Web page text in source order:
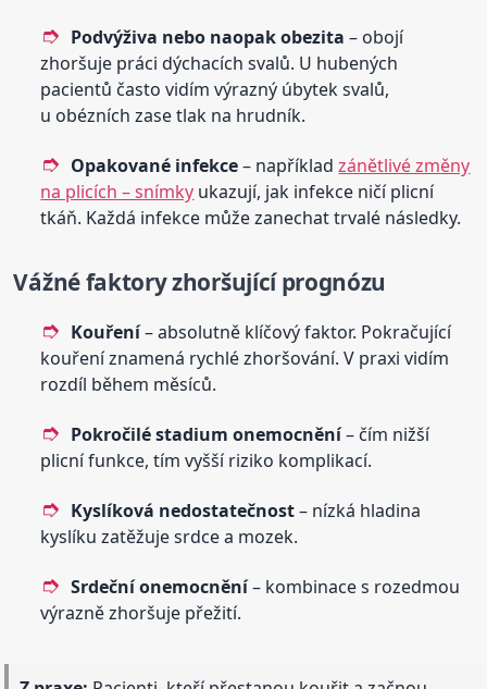
Podvýživa nebo naopak obezita – obojí
zhoršuje práci dýchacích svalů. U hubených
pacientů často vidím výrazný úbytek svalů,
u obézních zase tlak na hrudník.
Opakované infekce– napříkladzánětlivé změny
na plicích – snímky ukazují, jak infekce ničí plicní
tkáň. Každá infekce může zanechat trvalé následky.
Vážné faktory zhoršující prognózu
Kouření– absolutně klíčový faktor. Pokračující
kouření znamená rychlé zhoršování. V praxi vidím
rozdíl během měsíců.
Pokročilé stadium onemocnění– čím nižší
plicní funkce, tím vyšší riziko komplikací.
Kyslíková nedostatečnost– nízká hladina
kyslíku zatěžuje srdce a mozek.
Srdeční onemocnění– kombinace s rozedmou
výrazně zhoršuje přežití.